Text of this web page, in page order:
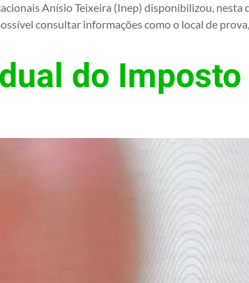
Anísio Teixeira (Inep) disponibilizou, nesta
consultar informações como o local de
do